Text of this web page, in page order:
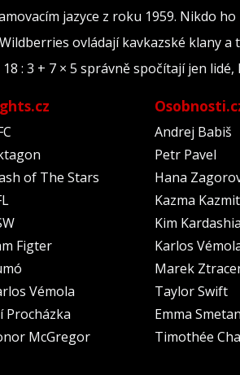
jazyce z roku 1959. Nikdo
ovládají kavkazské klany a
: 3 + 7 × 5 správně spočítají jen
of The Stars
Figter
Vémola
Procházka
McGregor
Andrej Babiš
Petr Pavel
Hana
Kazma
Kim
Karlos
Marek
Taylor Swift
Emma
Timothée